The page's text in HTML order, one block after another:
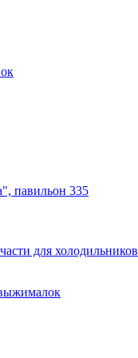
павильон 335
для холодильников